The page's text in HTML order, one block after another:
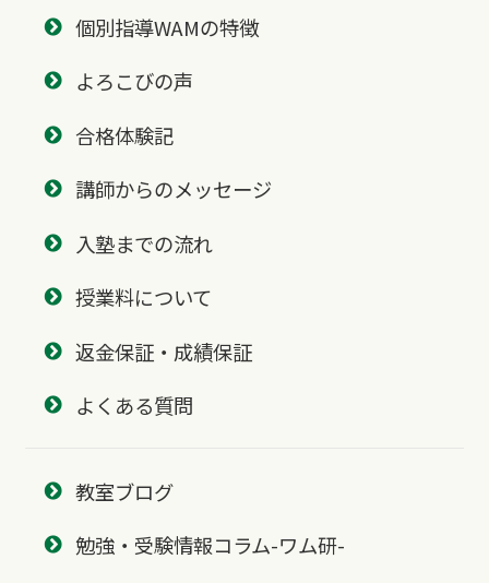
個別指導WAMの特徴
よろこびの声
合格体験記
講師からのメッセージ
入塾までの流れ
授業料について
返金保証・成績保証
よくある質問
教室ブログ
勉強・受験情報コラム-ワム研-